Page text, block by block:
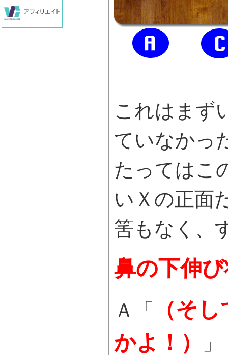
これはまず
ていなかっ
たってはこ
いＸの正面
筈もなく、
鼻の下伸
Ａ「
（そ
かよ！）
」